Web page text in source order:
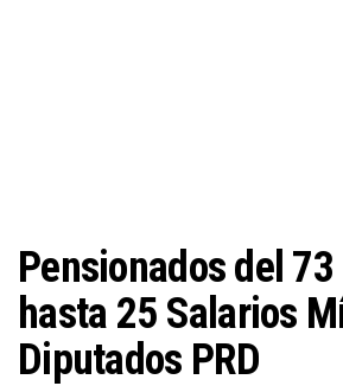
Pensionados del
hasta 25 Salarios
Diputados PRD